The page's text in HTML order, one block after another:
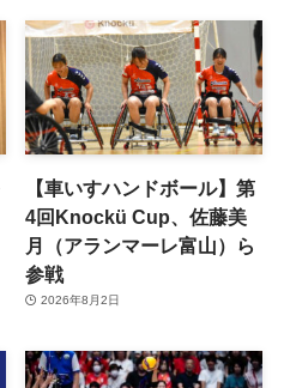
【車いすハンドボール】第
4回Knockü Cup、佐藤美
月（アランマーレ富山）ら
参戦
2026年8月2日